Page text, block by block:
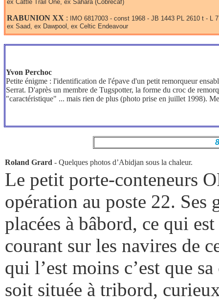
ex Cattle Trail One, ex Sahara (Cobrecaf)
RABUNION XX : IMO 6817003 - const 1968 - JB 1443 PL 2610 t - L
ex Saad, ex Dawpool, ex Celtic Endeavour
Yvon Perchoc
Petite énigme : l'identification de l'épave d'un petit remorqueur
Serrat. D'après un membre de Tugspotter, la forme du croc de
"caractéristique" ... mais rien de plus (photo prise en juillet 1998).
Roland Grard - Quelques photos d’Abidjan sous la chaleur.
Le petit porte-conteneurs
opération au poste 22. Ses
placées à bâbord, ce qui est
courant sur les navires de
qui l’est moins c’est que
soit située à tribord,